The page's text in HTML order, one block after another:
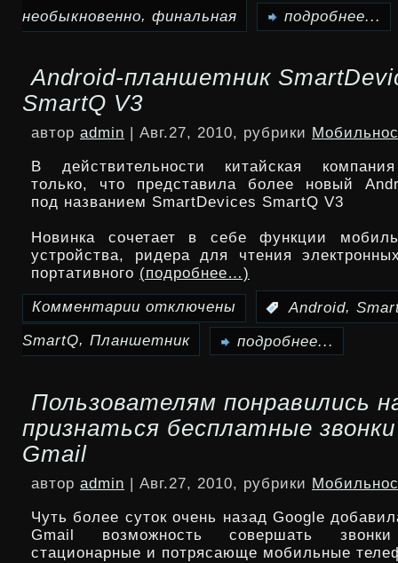
записи
необыкновенно
финальная
версия
Dr.Web
для
Android
необыкновенно, финальная подробнее...
Android-планшетник
SmartQ V3
автор admin | Авг.27, 2010, рубрики
В действительности китайская
только, что представила более новый
под названием SmartDevices SmartQ V3
Новинка сочетает в себе функции
устройства, ридера для чтения
портативного (подробнее…)
Комментарии
записи
планшетник
SmartDevices
отключены :Android,
SmartQ, Планшетник подробнее...
Пользователям понравились
признаться бесплатные звонки
Gmail
автор admin | Авг.27, 2010, рубрики
Чуть более суток очень назад Google
Gmail возможность совершать
стационарные и потрясающе мобильные